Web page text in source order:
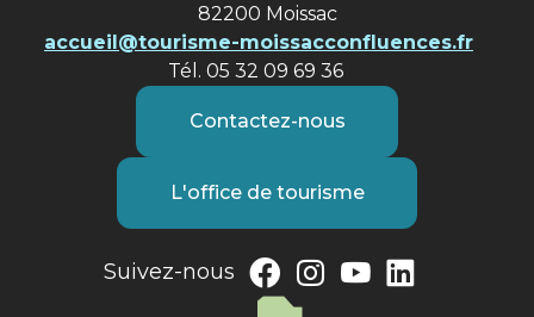
82200 Moissac
accueil@tourisme-moissacconfluences.fr
Tél. 05 32 09 69 36
Contactez-nous
L'office de tourisme
Suivez-nous